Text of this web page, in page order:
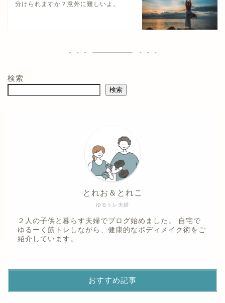
分けられますか？意外に難しいよ。
検索
検索
ゆるトレ夫婦
とれお＆とれこ
２人の子供と暮らす夫婦でブログ始めました。 自宅で
ゆるーく筋トレしながら、健康的なボディメイク術をご
紹介しています。
おすすめ記事